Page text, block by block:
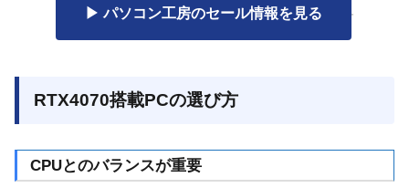
▶ パソコン工房のセール情報を見る
RTX4070搭載PCの選び方
CPUとのバランスが重要